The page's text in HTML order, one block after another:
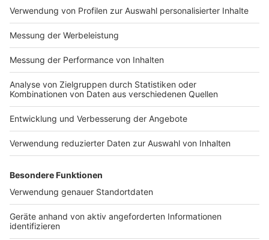
Nutzungsbedingungen
Impressum
Das Band-ABC
Jobs
Archiv
Teilnahme­bedingungen
Kontakt
Studio-Hotline
ROCK ANTENNE
Region wechseln